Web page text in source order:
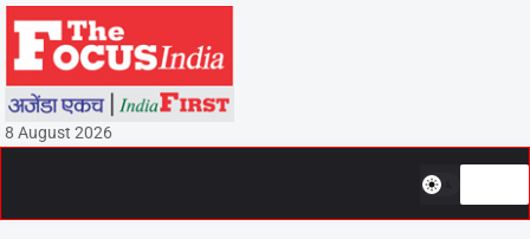
8 August 2026